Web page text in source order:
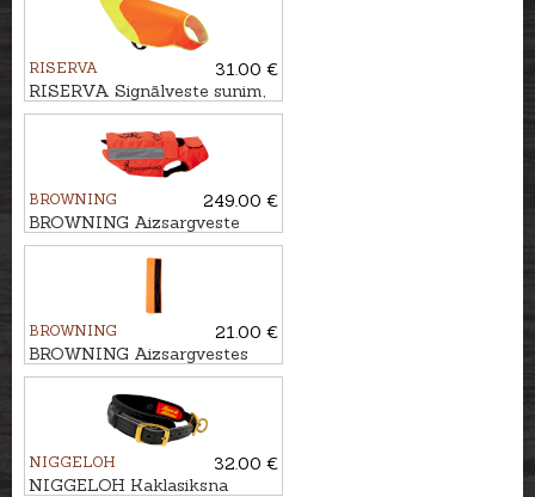
RISERVA
31.00 €
RISERVA Signālveste sunim,
L/XL
BROWNING
249.00 €
BROWNING Aizsargveste
sunim HUNTER, 80cm
BROWNING
21.00 €
BROWNING Aizsargvestes
papildus muguras atloks,
NIGGELOH
32.00 €
NIGGELOH Kaklasiksna